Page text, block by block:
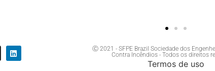
Ⓒ 2021 - SFPE Brazil Sociedade dos
Contra Incêndios - Todos os direitos
Termos de uso